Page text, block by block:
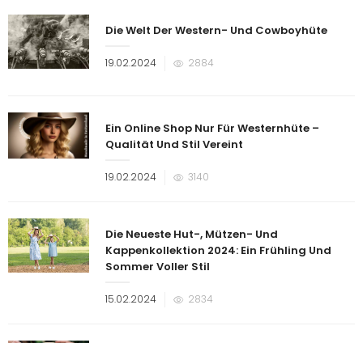
Die Welt Der Western- Und Cowboyhüte
Veröffentlicht
19.02.2024 2884
Ein Online Shop Nur Für Westernhüte –
Qualität Und Stil Vereint
Veröffentlicht
19.02.2024 3140
Die Neueste Hut-, Mützen- Und
Kappenkollektion 2024: Ein Frühling Und
Sommer Voller Stil
Veröffentlicht
15.02.2024 2834